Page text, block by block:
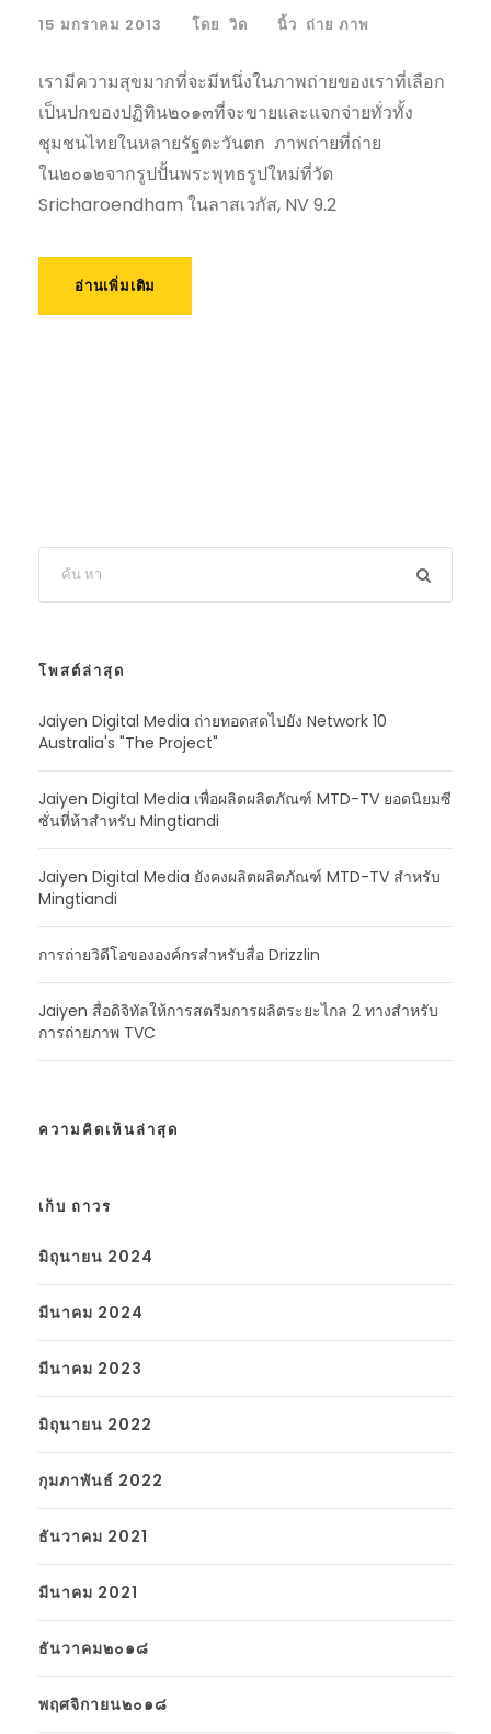
15 มกราคม 2013 โดย วิด นิ้ว ถ่าย ภาพ
เรามีความสุขมากที่จะมีหนึ่งในภาพถ่ายของเราที่เลือก
เป็นปกของปฏิทิน๒๐๑๓ที่จะขายและแจกจ่ายทั่วทั้ง
ชุมชนไทยในหลายรัฐตะวันตก ภาพถ่ายที่ถ่าย
ใน๒๐๑๒จากรูปปั้นพระพุทธรูปใหม่ที่วัด
Sricharoendham ในลาสเวกัส, NV 9.2
อ่านเพิ่มเติม
โพสต์ล่าสุด
Jaiyen Digital Media ถ่ายทอดสดไปยัง Network 10
Australia's "The Project"
Jaiyen Digital Media เพื่อผลิตผลิตภัณฑ์ MTD-TV ยอดนิยมซี
ซั่นที่ห้าสําหรับ Mingtiandi
Jaiyen Digital Media ยังคงผลิตผลิตภัณฑ์ MTD-TV สําหรับ
Mingtiandi
การถ่ายวิดีโอขององค์กรสําหรับสื่อ Drizzlin
Jaiyen สื่อดิจิทัลให้การสตรีมการผลิตระยะไกล 2 ทางสําหรับ
การถ่ายภาพ TVC
ความคิดเห็นล่าสุด
เก็บ ถาวร
มิถุนายน 2024
มีนาคม 2024
มีนาคม 2023
มิถุนายน 2022
กุมภาพันธ์ 2022
ธันวาคม 2021
มีนาคม 2021
ธันวาคม๒๐๑๘
พฤศจิกายน๒๐๑๘